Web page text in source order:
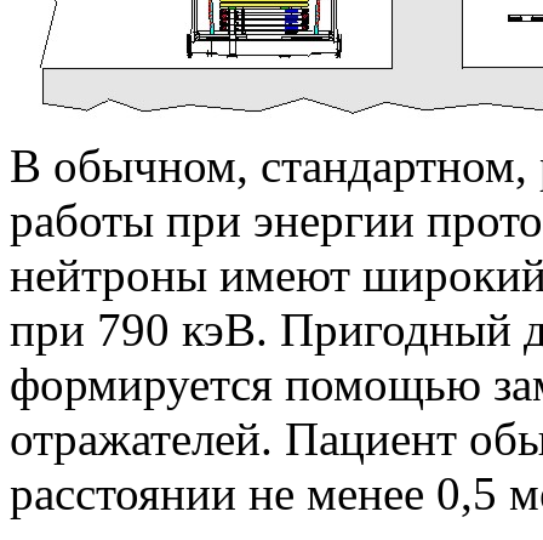
В обычном, cтандартном,
работы при энергии
нейтроны имеют
при 790 кэВ. Пригодный
формируется помощью
отражателей. Пациент
расстоянии не менее 0,5